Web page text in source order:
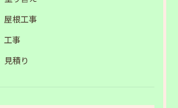
屋根工事
工事
見積り